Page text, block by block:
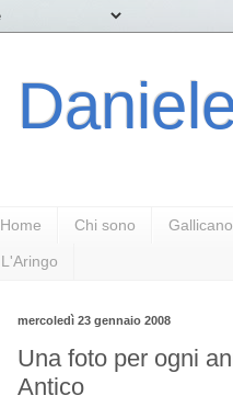
Home Chi sono Gallicano
L'Aringo
mercoledì 23 gennaio 2008
Una foto per ogni
Antico